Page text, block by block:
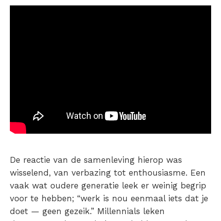
De reactie van de samenleving hierop was
wisselend, van verbazing tot enthousiasme. Een
vaak wat oudere generatie leek er weinig begrip
voor te hebben; “werk is nou eenmaal iets dat je
doet — geen gezeik.” Millennials leken